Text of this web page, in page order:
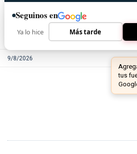
9/8/2026
Seguinos en
Ya lo hice Más tarde